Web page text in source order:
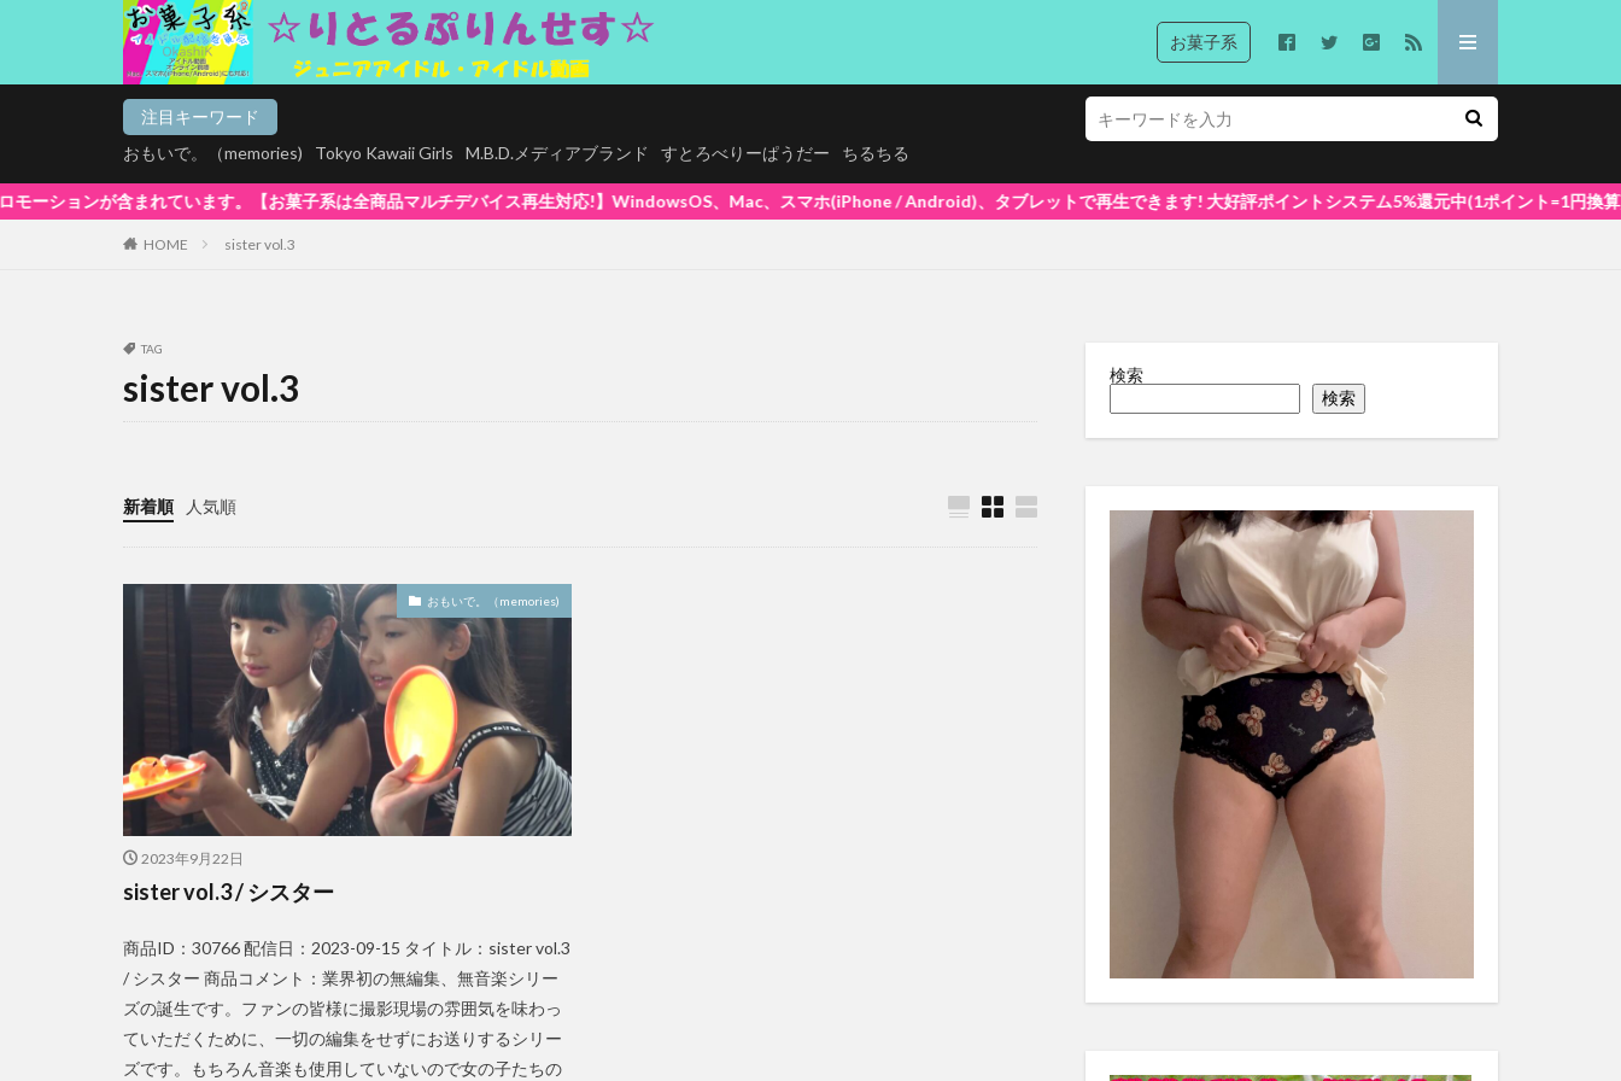
お菓子系
注目キーワード
おもいで。（memories)
Tokyo Kawaii Girls M.B.D.メディアブランド すとろべりーぱうだー ちるちる
います。【お菓子系は全商品マルチデバイス再生対応!】WindowsOS、Mac、スマホ(iPhone / Android)、タブレットで再生できます! 大好評ポイントシステム5%還元中(1ポイント=1円換算) 初めてでも安心な簡
HOME sister vol.3
TAG
sister vol.3
新着順 人気順
おもいで。（memories)
2023年9月22日
sister vol.3 / シスター
商品ID：30766 配信日：2023-09-15 タイトル：sister vol.3
/ シスター 商品コメント：業界初の無編集、無音楽シリー
ズの誕生です。ファンの皆様に撮影現場の雰囲気を味わっ
ていただくために、一切の編集をせずにお送りするシリー
ズです。もちろん音楽も使用していないので女の子たちの
検索
検索